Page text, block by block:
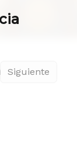
Siguiente